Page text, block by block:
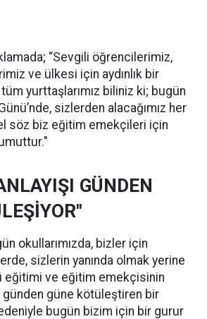
“Sevgili öğrencilerimiz,
ve ülkesi için aydınlık bir
yurttaşlarımız biliniz ki; bugün
sizlerden alacağımız her
söz biz eğitim emekçileri için
GÜNDEN
okullarımızda, bizler için
sizlerin yanında olmak yerine
eğitimi ve eğitim emekçisinin
günden güne kötüleştiren bir
bugün bizim için bir gurur